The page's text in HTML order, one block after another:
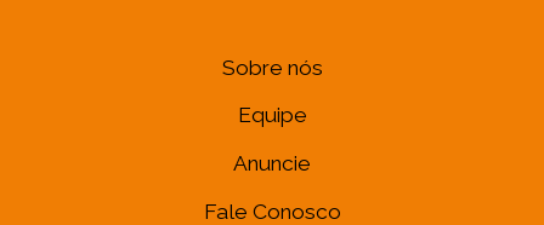
Sobre nós
Equipe
Anuncie
Fale Conosco